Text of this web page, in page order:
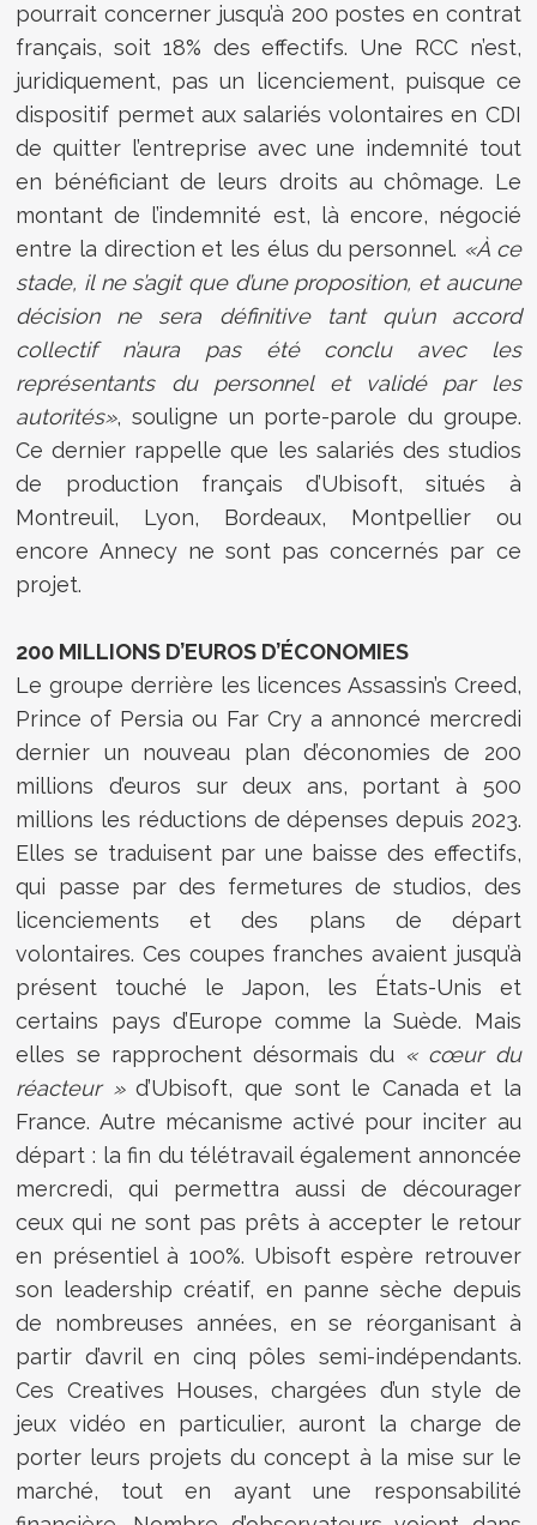
pourrait concerner jusqu’à 200 postes en contrat
français, soit 18% des effectifs. Une RCC n’est,
juridiquement, pas un licenciement, puisque ce
dispositif permet aux salariés volontaires en CDI
de quitter l’entreprise avec une indemnité tout
en bénéficiant de leurs droits au chômage. Le
montant de l’indemnité est, là encore, négocié
entre la direction et les élus du personnel. «À ce
stade, il ne s’agit que d’une proposition, et aucune
décision ne sera définitive tant qu’un accord
collectif n’aura pas été conclu avec les
représentants du personnel et validé par les
autorités», souligne un porte-parole du groupe.
Ce dernier rappelle que les salariés des studios
de production français d’Ubisoft, situés à
Montreuil, Lyon, Bordeaux, Montpellier ou
encore Annecy ne sont pas concernés par ce
projet.
200 MILLIONS D’EUROS D’ÉCONOMIES
Le groupe derrière les licences Assassin’s Creed,
Prince of Persia ou Far Cry a annoncé mercredi
dernier un nouveau plan d’économies de 200
millions d’euros sur deux ans, portant à 500
millions les réductions de dépenses depuis 2023.
Elles se traduisent par une baisse des effectifs,
qui passe par des fermetures de studios, des
licenciements et des plans de départ
volontaires. Ces coupes franches avaient jusqu’à
présent touché le Japon, les États-Unis et
certains pays d’Europe comme la Suède. Mais
elles se rapprochent désormais du « cœur du
réacteur »d’Ubisoft, que sont le Canada et la
France. Autre mécanisme activé pour inciter au
départ : la fin du télétravail également annoncée
mercredi, qui permettra aussi de décourager
ceux qui ne sont pas prêts à accepter le retour
en présentiel à 100%. Ubisoft espère retrouver
son leadership créatif, en panne sèche depuis
de nombreuses années, en se réorganisant à
partir d’avril en cinq pôles semi-indépendants.
Ces Creatives Houses, chargées d’un style de
jeux vidéo en particulier, auront la charge de
porter leurs projets du concept à la mise sur le
marché, tout en ayant une responsabilité